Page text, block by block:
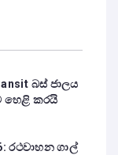
බස් ජාලය
හෙළි කරයි
රථවාහන ගාල්